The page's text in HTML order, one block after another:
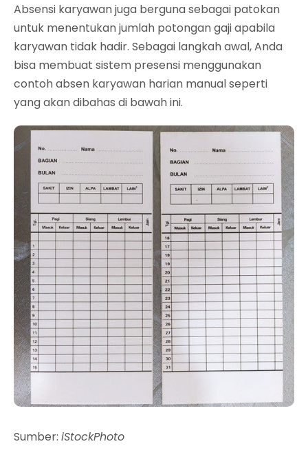
Absensi karyawan juga berguna sebagai patokan
untuk menentukan jumlah potongan gaji apabila
karyawan tidak hadir. Sebagai langkah awal, Anda
bisa membuat sistem presensi menggunakan
contoh absen karyawan harian manual seperti
yang akan dibahas di bawah ini.
Sumber: iStockPhoto